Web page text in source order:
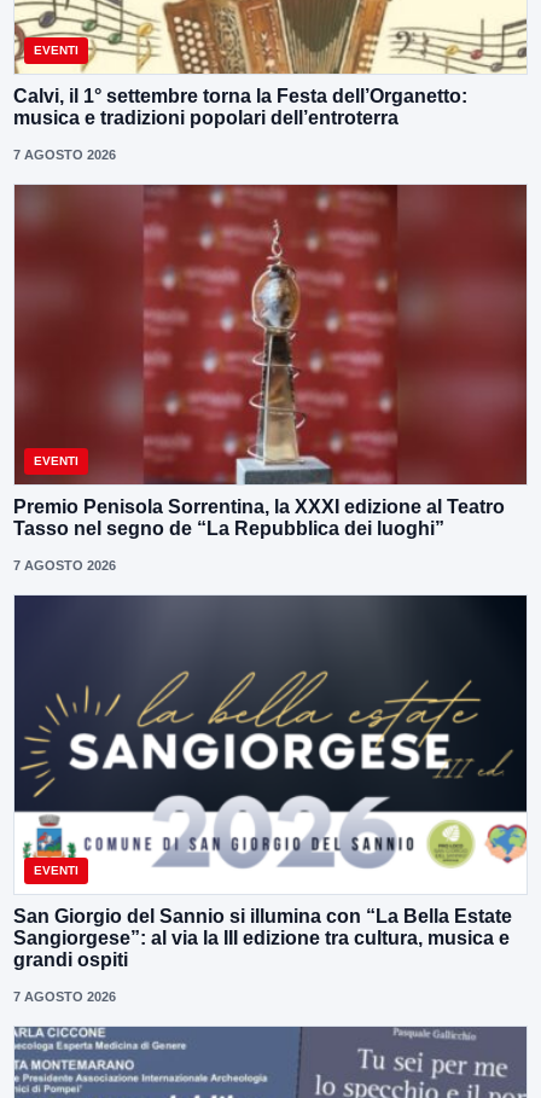
EVENTI
Calvi, il 1° settembre torna la Festa dell’Organetto:
musica e tradizioni popolari dell’entroterra
7 AGOSTO 2026
EVENTI
Premio Penisola Sorrentina, la XXXI edizione al Teatro
Tasso nel segno de “La Repubblica dei luoghi”
7 AGOSTO 2026
EVENTI
San Giorgio del Sannio si illumina con “La Bella Estate
Sangiorgese”: al via la III edizione tra cultura, musica e
grandi ospiti
7 AGOSTO 2026